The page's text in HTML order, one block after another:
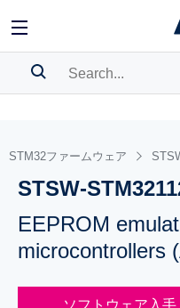
BOOKMARK
Pleaselog into show your
STM32ファームウェア
STSW-
EEPROM
microcontrollers
ソフトウェア入手